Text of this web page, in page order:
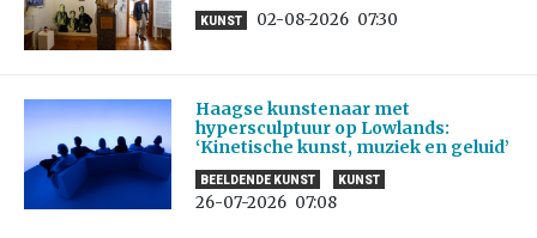
KUNST 02-08-2026 07:30
Haagse kunstenaar met
hypersculptuur op Lowlands:
‘Kinetische kunst, muziek en geluid’
BEELDENDE KUNST KUNST
26-07-2026 07:08